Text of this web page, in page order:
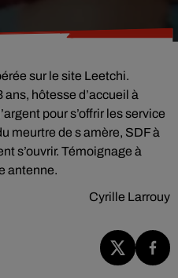
sur le site Leetchi.
hôtesse d’accueil à
pour s’offrir les service
meurtre de s amère, SDF à
s’ouvrir. Témoignage à
antenne.
Cyrille Larrouy